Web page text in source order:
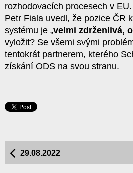
rozhodovacích procesech v
Petr Fiala uvedl, že pozice ČR
systému je „velmi zdrženlivá,
vyložit? Se všemi svými
tentokrát partnerem, kterého
získání ODS na svou stranu.
29.08.2022